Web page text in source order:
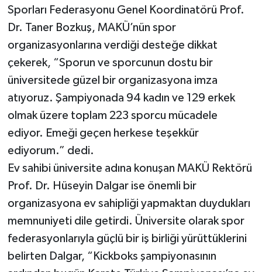
Sporları Federasyonu Genel Koordinatörü Prof.
Dr. Taner Bozkuş, MAKÜ’nün spor
organizasyonlarına verdiği desteğe dikkat
çekerek, “Sporun ve sporcunun dostu bir
üniversitede güzel bir organizasyona imza
atıyoruz. Şampiyonada 94 kadın ve 129 erkek
olmak üzere toplam 223 sporcu mücadele
ediyor. Emeği geçen herkese teşekkür
ediyorum.” dedi.
Ev sahibi üniversite adına konuşan MAKÜ Rektörü
Prof. Dr. Hüseyin Dalgar ise önemli bir
organizasyona ev sahipliği yapmaktan duydukları
memnuniyeti dile getirdi. Üniversite olarak spor
federasyonlarıyla güçlü bir iş birliği yürüttüklerini
belirten Dalgar, “Kickboks şampiyonasının